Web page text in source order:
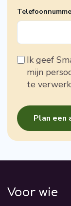
Ik geef
mijn
te
Voor wie